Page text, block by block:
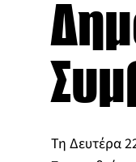
Τη Δευτέρα